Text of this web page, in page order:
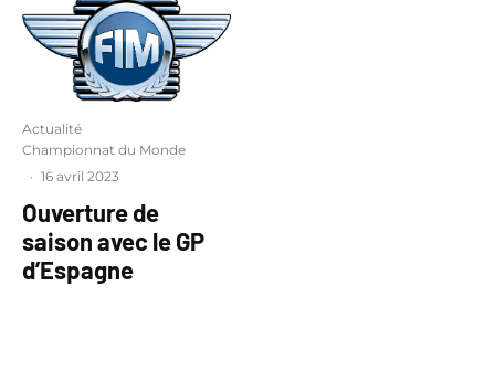
Actualité
Championnat du Monde
· 16 avril 2023
Ouverture de
saison avec le GP
d’Espagne